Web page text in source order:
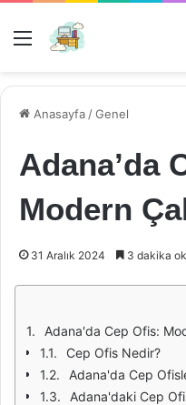
Menü
Anasayfa /Genel
Adana’da
Modern
31 Aralık 2024 3 dakika
Adana'da Cep Ofis:
Cep Ofis Nedir?
Adana'da Cep
Adana'daki Cep